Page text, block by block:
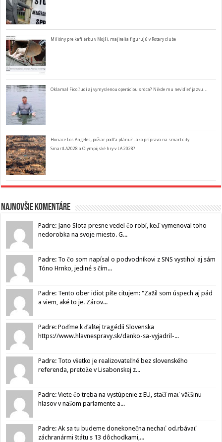
Milióny pre kafilérku v Mojši, majitelia figurujú v Rotary clube
Oklamal Fico ľudí aj vymyslenou operáciou srdca? Nikde mu nevidieť jazvu…
Horiace Los Angeles, požiar podľa plánu? ..ako príprava na smart city
SmartLA2028 a Olympijské hry v LA 2028?
Najnovšie komentáre
Padre: Jano Slota presne vedel čo robí, keď vymenoval toho
nedorobka na svoje miesto. G...
Padre: To čo som napísal o podvodníkovi z SNS vystihol aj sám
Tóno Hrnko, jediné s čím...
Padre: Tento ober idiot píše citujem: "Zažil som úspech aj pád
a viem, aké to je. Zárov...
Padre: Poďme k ďalšej tragédii Slovenska
https://www.hlavnespravy.sk/danko-sa-vyjadril-...
Padre: Toto všetko je realizovateľné bez slovenského
referenda, pretože v Lisabonskej z...
Padre: Viete čo treba na vystúpenie z EU, stačí mať väčšinu
hlasov v našom parlamente a...
Padre: Ak sa tu budeme donekonečna nechať od.rbávať
záchranármi štátu s 13 dôchodkami,...